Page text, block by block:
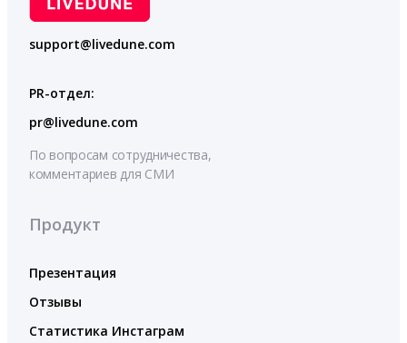
support@livedune.com
PR-отдел:
pr@livedune.com
По вопросам сотрудничества,
комментариев для СМИ
Продукт
Презентация
Отзывы
Статистика Инстаграм